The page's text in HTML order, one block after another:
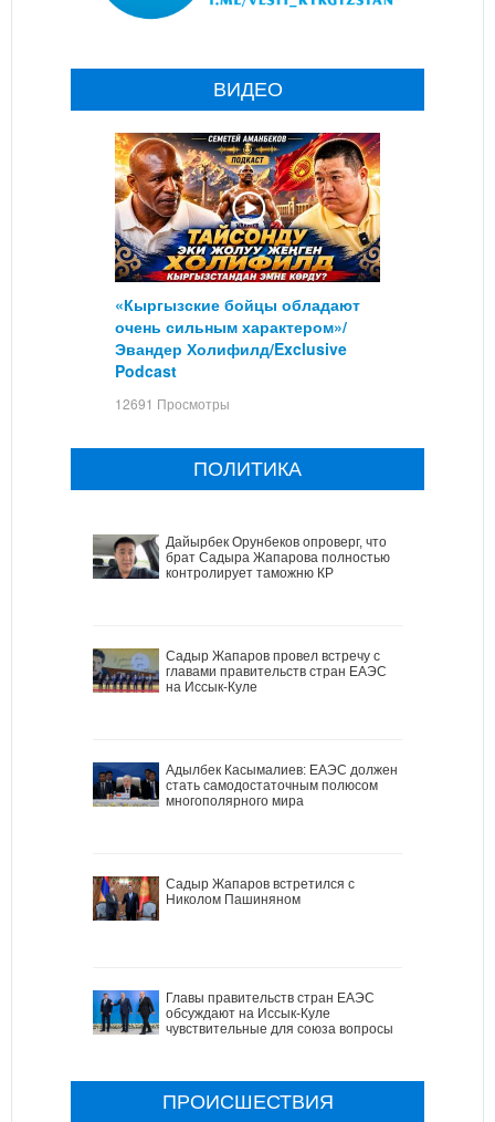
ВИДЕО
«Кыргызские бойцы обладают
очень сильным характером»/
Эвандер Холифилд/Exclusive
Podcast
12691 Просмотры
ПОЛИТИКА
Дайырбек Орунбеков опроверг, что
брат Садыра Жапарова полностью
контролирует таможню КР
Садыр Жапаров провел встречу с
главами правительств стран ЕАЭС
на Иссык-Куле
Адылбек Касымалиев: ЕАЭС должен
стать самодостаточным полюсом
многополярного мира
Садыр Жапаров встретился с
Николом Пашиняном
Главы правительств стран ЕАЭС
обсуждают на Иссык-Куле
чувствительные для союза вопросы
ПРОИСШЕСТВИЯ